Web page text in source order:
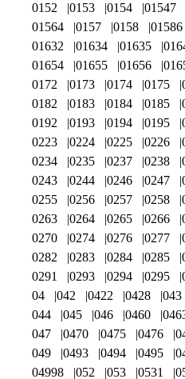
0152
0153 0154 01547
01564
0157 0158 01586
01632
01634 01635
01654
01655 01656
0172
0173 0174 0175
0182
0183 0184 0185
0192
0193 0194 0195
0223
0224 0225 0226
0234
0235 0237 0238
0243
0244 0246 0247
0255
0256 0257 0258
0263
0264 0265 0266
0270
0274 0276 0277
0282
0283 0284 0285
0291
0293 0294 0295
04
042 0422 0428 043
044
045 046 0460
047
0470 0475 0476
049
0493 0494 0495
04998
052 053 0531